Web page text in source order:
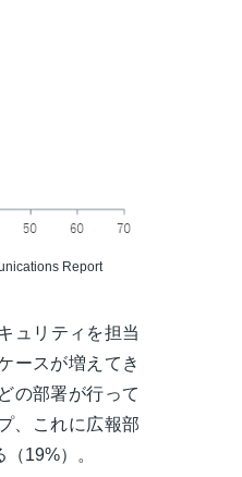
Report
ュリティを担当
ースが増えてき
の部署が行って
、これに広報部
19%）。